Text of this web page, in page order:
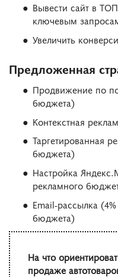
Вывести сайт в
ключевым
Увеличить
Предложенная
Продвижение по
бюджета)
Контекстная
Таргетированная
бюджета)
Настройка
рекламного
Email-рассылка
бюджета)
На что
продаже